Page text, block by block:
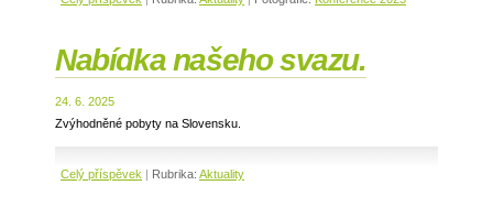
Nabídka našeho svazu.
24. 6. 2025
Zvýhodněné pobyty na Slovensku.
Celý příspěvek | Rubrika: Aktuality